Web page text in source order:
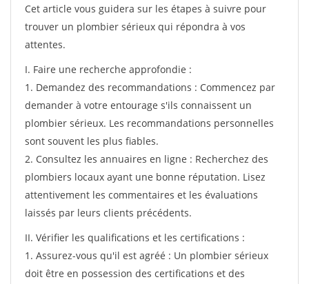
Cet article vous guidera sur les étapes à suivre pour
trouver un plombier sérieux qui répondra à vos
attentes.
I. Faire une recherche approfondie :
1. Demandez des recommandations : Commencez par
demander à votre entourage s'ils connaissent un
plombier sérieux. Les recommandations personnelles
sont souvent les plus fiables.
2. Consultez les annuaires en ligne : Recherchez des
plombiers locaux ayant une bonne réputation. Lisez
attentivement les commentaires et les évaluations
laissés par leurs clients précédents.
II. Vérifier les qualifications et les certifications :
1. Assurez-vous qu'il est agréé : Un plombier sérieux
doit être en possession des certifications et des